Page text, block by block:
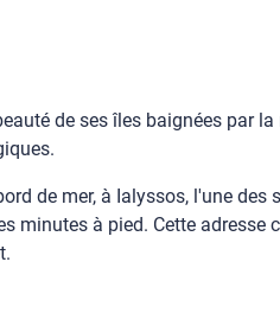
de ses îles baignées par
de mer, à Ialyssos, l'une
minutes à pied. Cette